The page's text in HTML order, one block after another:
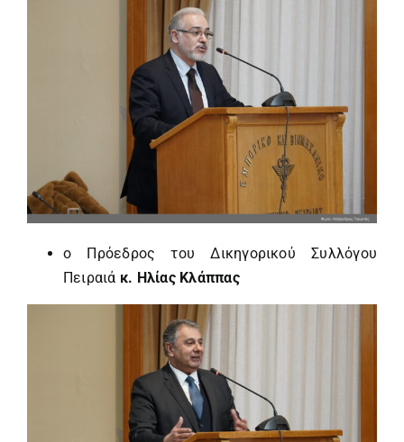
ο Πρόεδρος του Δικηγορικού Συλλόγου
Πειραιά κ. Ηλίας Κλάππας